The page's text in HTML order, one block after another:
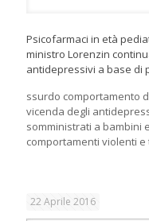
Psicofarmaci in età
ministro Lorenzin
antidepressivi a base di
ssurdo comportamento
vicenda degli
somministrati a bambini
comportamenti violenti
22 Aprile 2016